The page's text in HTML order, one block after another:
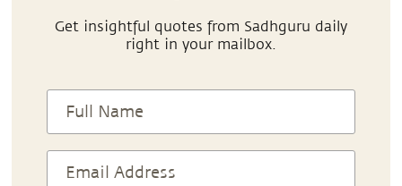
Get insightful quotes from Sadhguru daily
right in your mailbox.